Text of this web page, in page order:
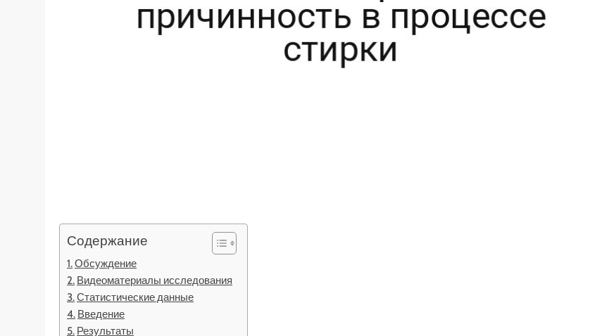
Содержание
Обсуждение
Видеоматериалы исследования
Статистические данные
Введение
Результаты